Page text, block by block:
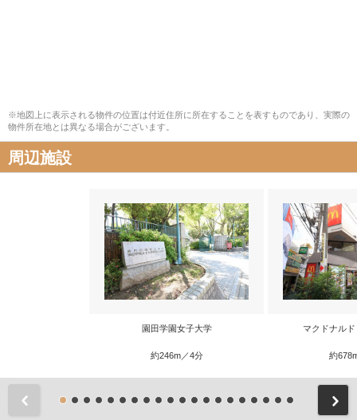
※地図上に表示される物件の位置は付近住所に所在することを表すものであり、実際の
物件所在地とは異なる場合がございます。
周辺施設
園田学園女子大学
約246m／4分
マクドナル
約